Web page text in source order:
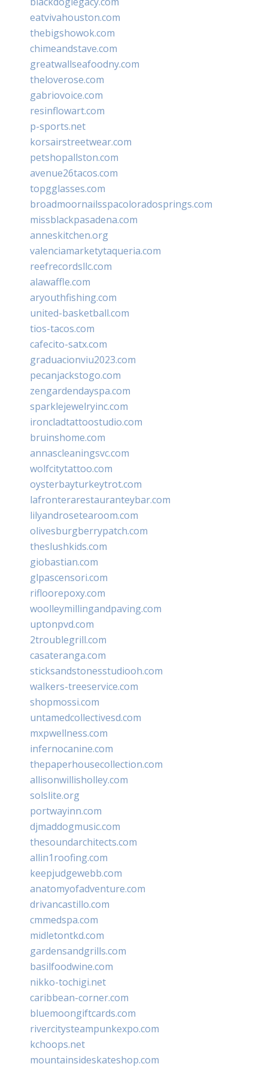
eatvivahouston.com
thebigshowok.com
chimeandstave.com
greatwallseafoodny.com
theloverose.com
gabriovoice.com
resinflowart.com
p-sports.net
korsairstreetwear.com
petshopallston.com
avenue26tacos.com
topgglasses.com
broadmoornailsspacoloradosprings.com
missblackpasadena.com
anneskitchen.org
valenciamarketytaqueria.com
reefrecordsllc.com
alawaffle.com
aryouthfishing.com
united-basketball.com
tios-tacos.com
cafecito-satx.com
graduacionviu2023.com
pecanjackstogo.com
zengardendayspa.com
sparklejewelryinc.com
ironcladtattoostudio.com
bruinshome.com
annascleaningsvc.com
wolfcitytattoo.com
oysterbayturkeytrot.com
lafronterarestauranteybar.com
lilyandrosetearoom.com
olivesburgberrypatch.com
theslushkids.com
giobastian.com
glpascensori.com
rifloorepoxy.com
woolleymillingandpaving.com
uptonpvd.com
2troublegrill.com
casateranga.com
sticksandstonesstudiooh.com
walkers-treeservice.com
shopmossi.com
untamedcollectivesd.com
mxpwellness.com
infernocanine.com
thepaperhousecollection.com
allisonwillisholley.com
solslite.org
portwayinn.com
djmaddogmusic.com
thesoundarchitects.com
allin1roofing.com
keepjudgewebb.com
anatomyofadventure.com
drivancastillo.com
cmmedspa.com
midletontkd.com
gardensandgrills.com
basilfoodwine.com
nikko-tochigi.net
caribbean-corner.com
bluemoongiftcards.com
rivercitysteampunkexpo.com
kchoops.net
mountainsideskateshop.com